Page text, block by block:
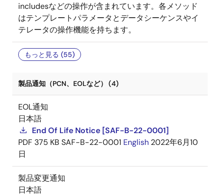
includesなどの操作が含まれています。各メソッド
はテンプレートパラメータとデータシーケンスやイ
テレータの操作機能を持ちます。
もっと見る (55)
製品通知（PCN、EOLなど） (4)
EOL通知
日本語
End Of Life Notice [SAF-B-22-0001]
PDF 375 KB SAF-B-22-0001 English 2022年6月10
日
製品変更通知
日本語